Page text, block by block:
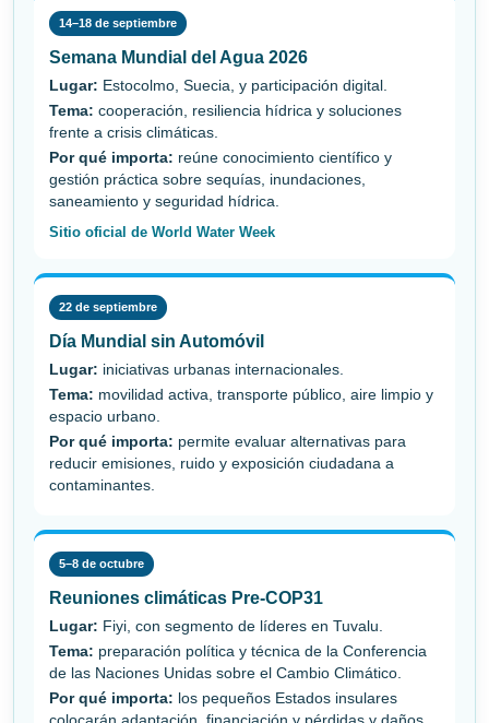
14–18 de septiembre
Semana Mundial del Agua 2026
Lugar: Estocolmo, Suecia, y participación digital.
Tema: cooperación, resiliencia hídrica y soluciones
frente a crisis climáticas.
Por qué importa: reúne conocimiento científico y
gestión práctica sobre sequías, inundaciones,
saneamiento y seguridad hídrica.
Sitio oficial de World Water Week
22 de septiembre
Día Mundial sin Automóvil
Lugar: iniciativas urbanas internacionales.
Tema: movilidad activa, transporte público, aire limpio y
espacio urbano.
Por qué importa: permite evaluar alternativas para
reducir emisiones, ruido y exposición ciudadana a
contaminantes.
5–8 de octubre
Reuniones climáticas Pre-COP31
Lugar: Fiyi, con segmento de líderes en Tuvalu.
Tema: preparación política y técnica de la Conferencia
de las Naciones Unidas sobre el Cambio Climático.
Por qué importa: los pequeños Estados insulares